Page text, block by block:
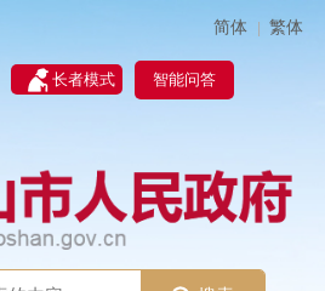
简体 | 繁体
长者模式 智能问答